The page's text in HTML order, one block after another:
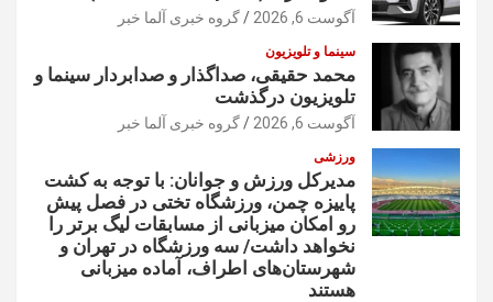
آگوست 6, 2026 گروه خبری آلما خبر
سینما و تلویزیون
محمد حقیقی، صداگذار و صدابردار سینما و
تلویزیون درگذشت
آگوست 6, 2026 گروه خبری آلما خبر
ورزشی
مدیرکل ورزش و جوانان: با توجه به کشت
پاییزه چمن، ورزشگاه تختی در فصل پیش
رو امکان میزبانی از مسابقات لیگ برتر را
نخواهد داشت/ سه ورزشگاه در تهران و
شهرستان‌های اطراف، آماده میزبانی
هستند